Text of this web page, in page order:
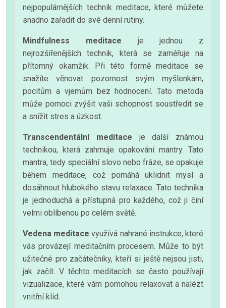
nejpopulárnějších technik meditace, které můžete
snadno zařadit do své denní rutiny.
Mindfulness meditace je jednou z
nejrozšířenějších technik, která se zaměřuje na
přítomný okamžik. Při této formě meditace se
snažíte věnovat pozornost svým myšlenkám,
pocitům a vjemům bez hodnocení. Tato metoda
může pomoci zvýšit vaši schopnost soustředit se
a snížit stres a úzkost.
Transcendentální meditace je další známou
technikou, která zahrnuje opakování mantry. Tato
mantra, tedy speciální slovo nebo fráze, se opakuje
během meditace, což pomáhá uklidnit mysl a
dosáhnout hlubokého stavu relaxace. Tato technika
je jednoduchá a přístupná pro každého, což ji činí
velmi oblíbenou po celém světě.
Vedena meditace využívá nahrané instrukce, které
vás provázejí meditačním procesem. Může to být
užitečné pro začátečníky, kteří si ještě nejsou jisti,
jak začít. V těchto meditacích se často používají
vizualizace, které vám pomohou relaxovat a nalézt
vnitřní klid.